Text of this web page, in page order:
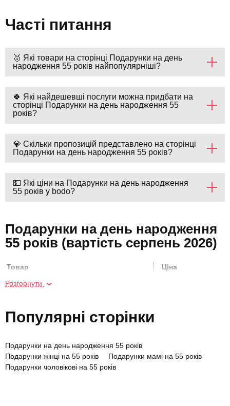
Часті питання
🥇 Які товари на сторінці Подарунки на день
народження 55 років найпопулярніші?
🍀 Які найдешевші послуги можна придбати на
сторінці Подарунки на день народження 55
років?
💎 Скільки пропозицій представлено на сторінці
Подарунки на день народження 55 років?
💵 Які ціни на Подарунки на день народження
55 років у bodo?
Подарунки на день народження
55 років (вартість серпень 2026)
Товар Ціна
Живопис і вино
Майстер-клас їзди на мотоциклі для
двох
Розгорнути
Популярні сторінки
Подарунки на день народження 55 років
Подарунки жінці на 55 років
Подарунки мамі на 55 років
Подарунки чоловікові на 55 років